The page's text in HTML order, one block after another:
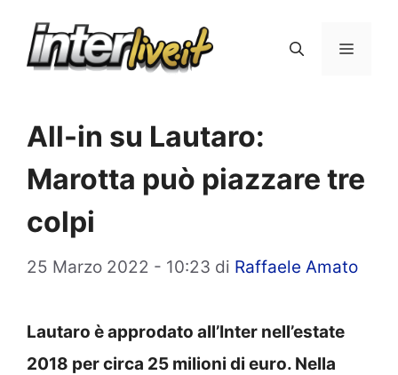
Menu
All-in su Lautaro:
Marotta può piazzare tre
colpi
25 Marzo 2022 - 10:23 di Raffaele Amato
Lautaro è approdato all’Inter nell’estate
2018 per circa 25 milioni di euro. Nella